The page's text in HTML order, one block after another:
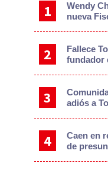
Wendy
nueva
Fallece
fundador
adiós a
Caen en
de